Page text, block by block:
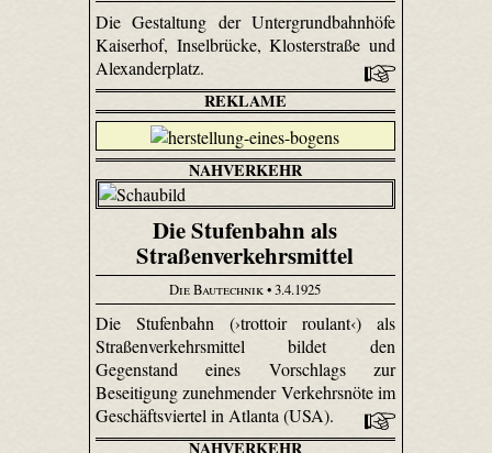
Die Gestaltung der Untergrundbahnhöfe
Kaiserhof, Inselbrücke, Klosterstraße und
Alexanderplatz.
REKLAME
NAHVERKEHR
Die Stufenbahn als
Straßenverkehrsmittel
Die Bautechnik• 3.4.1925
Die Stufenbahn (›trottoir roulant‹) als
Straßenverkehrsmittel bildet den
Gegenstand eines Vorschlags zur
Beseitigung zunehmender Verkehrsnöte im
Geschäftsviertel in Atlanta (USA).
NAHVERKEHR